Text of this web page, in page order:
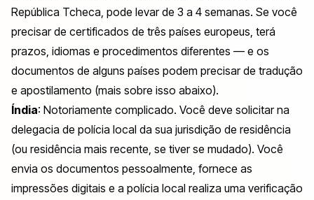
República Tcheca, pode levar de 3 a 4 semanas. Se você
precisar de certificados de três países europeus, terá
prazos, idiomas e procedimentos diferentes — e os
documentos de alguns países podem precisar de tradução
e apostilamento (mais sobre isso abaixo).
Índia: Notoriamente complicado. Você deve solicitar na
delegacia de polícia local da sua jurisdição de residência
(ou residência mais recente, se tiver se mudado). Você
envia os documentos pessoalmente, fornece as
impressões digitais e a polícia local realiza uma verificação